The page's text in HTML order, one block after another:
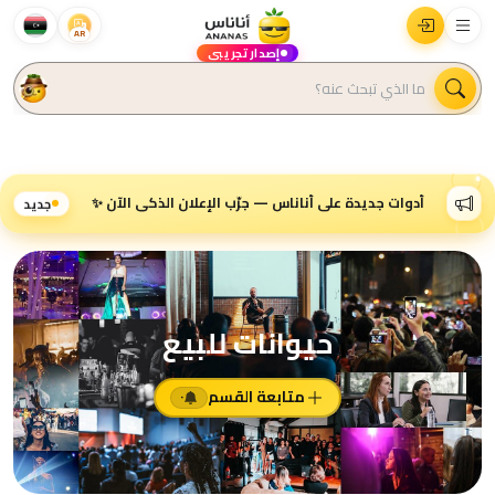
AR
إصدار تجريبي
أدوات جديدة على أناناس — جرّب الإعلان الذكي الآن ✨ جديد
حيوانات للبيع
متابعة القسم ٠